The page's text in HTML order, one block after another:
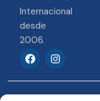
Internacional
desde
2006.
F
a
e
b
I
n
t
a